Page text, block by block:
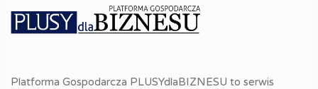
Platforma Gospodarcza PLUSYdlaBIZNESU to serwis